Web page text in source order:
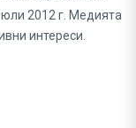
2012 г. Медията
интереси.